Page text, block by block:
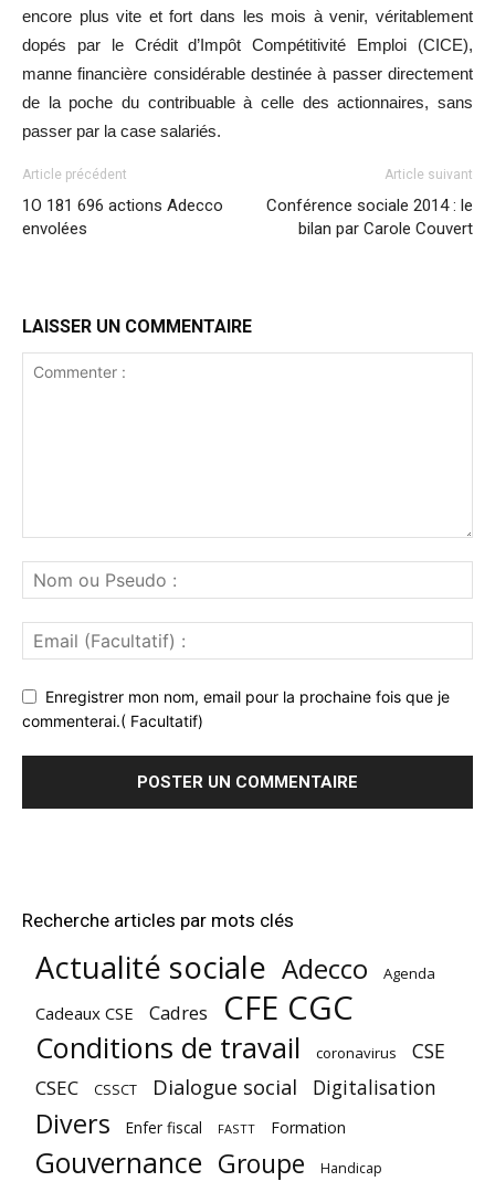
encore plus vite et fort dans les mois à venir, véritablement
dopés par le Crédit d’Impôt Compétitivité Emploi (CICE),
manne financière considérable destinée à passer directement
de la poche du contribuable à celle des actionnaires, sans
passer par la case salariés.
Article précédent
1O 181 696 actions Adecco
envolées
Article suivant
Conférence sociale 2014 : le
bilan par Carole Couvert
LAISSER UN COMMENTAIRE
Enregistrer mon nom, email pour la prochaine fois que je
commenterai.( Facultatif)
Recherche articles par mots clés
Actualité sociale Adecco Agenda
Cadeaux CSE Cadres CFE CGC
Conditions de travail coronavirus CSE
CSEC CSSCT Dialogue social Digitalisation
Divers Enfer fiscal FASTT Formation
Gouvernance Groupe Handicap